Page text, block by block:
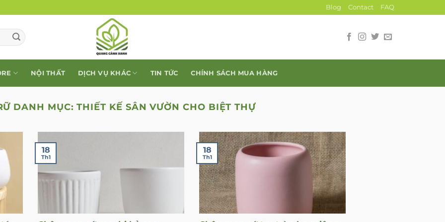
Blog Contact FAQ
NỘI THẤT DỊCH VỤ KHÁC TIN TỨC CHÍNH SÁCH MUA HÀNG
DANH MỤC:THIẾT KẾ SÂN VƯỜN CHO BIỆT THỰ
18
Th1
18
Th1